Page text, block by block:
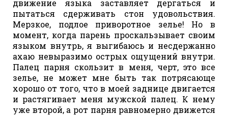
движение языка заставляет дергаться и
пытаться сдерживать стон удовольствия.
Мерзкое, подлое приворотное зелье! Но в
момент, когда парень проскальзывает своим
языком внутрь, я выгибаюсь и несдержанно
ахаю невыразимо острых ощущений внутри.
Палец парня скользит в меня, черт, это все
зелье, не может мне быть так потрясающе
хорошо от того, что в моей заднице двигается
и растягивает меня мужской палец. К нему
уже второй, а рот парня равномерно движется